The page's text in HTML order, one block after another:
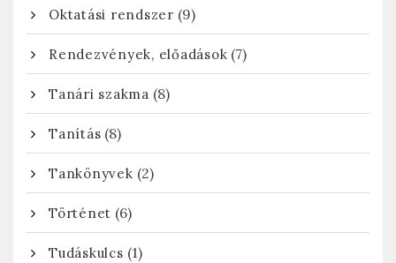
Oktatási rendszer (9)
Rendezvények, előadások (7)
Tanári szakma (8)
Tanítás (8)
Tankönyvek (2)
Történet (6)
Tudáskulcs (1)